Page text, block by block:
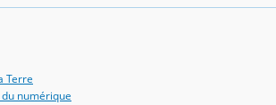
Terre
numérique